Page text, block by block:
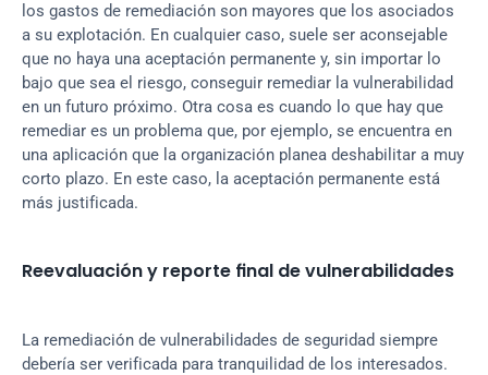
los gastos de remediación son mayores que los asociados
a su explotación. En cualquier caso, suele ser aconsejable
que no haya una aceptación permanente y, sin importar lo
bajo que sea el riesgo, conseguir remediar la vulnerabilidad
en un futuro próximo. Otra cosa es cuando lo que hay que
remediar es un problema que, por ejemplo, se encuentra en
una aplicación que la organización planea deshabilitar a muy
corto plazo. En este caso, la aceptación permanente está
más justificada.
Reevaluación y reporte final de vulnerabilidades
La remediación de vulnerabilidades de seguridad siempre
debería ser verificada para tranquilidad de los interesados.